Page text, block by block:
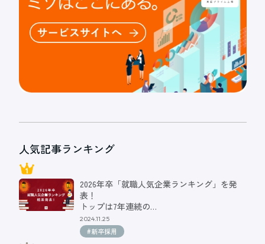
人気記事ランキング
2026年卒「就職人気企業ランキング」を発
表！
トップは7年連続の…
2024.11.25
#新卒採用